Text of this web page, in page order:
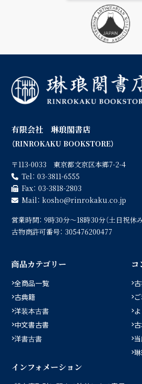
有限会社 琳琅閣書店
（RINROKAKU BOOKSTORE）
〒113-0033 東京都文京区本郷7-2-4
Tel： 03-3811-6555
Fax： 03-3818-2803
Mail： kosho
rinrokaku.co.jp
営業時間： 9時30分〜18時30分（土日祝休み
古物商許可番号： 305476200477
商品カテゴリー
全商品一覧
古典籍
洋装本古書
中文書古書
洋書古書
コ
インフォメーション